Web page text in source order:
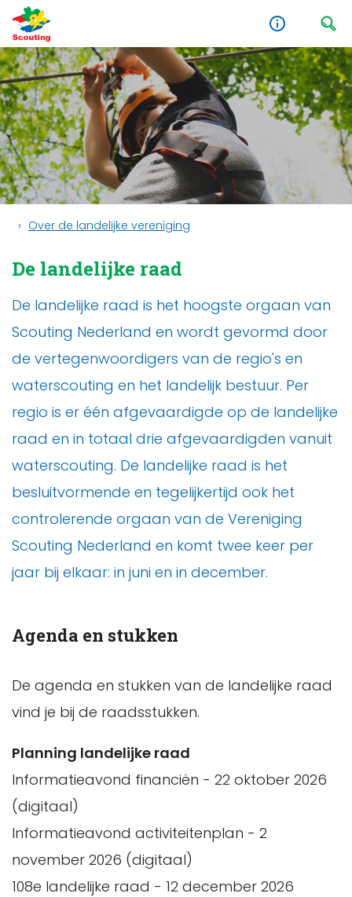
Over de landelijke vereniging
De landelijke raad
De landelijke raad is het hoogste orgaan van
Scouting Nederland en wordt gevormd door
de vertegenwoordigers van de regio's en
waterscouting en het landelijk bestuur. Per
regio is er één afgevaardigde op de landelijke
raad en in totaal drie afgevaardigden vanuit
waterscouting. De landelijke raad is het
besluitvormende en tegelijkertijd ook het
controlerende orgaan van de Vereniging
Scouting Nederland en komt twee keer per
jaar bij elkaar: in juni en in december.
Agenda en stukken
De agenda en stukken van de landelijke raad
vind je bij de raadsstukken.
Planning landelijke raad
Informatieavond financiën - 22 oktober 2026
(digitaal)
Informatieavond activiteitenplan - 2
november 2026 (digitaal)
108e landelijke raad - 12 december 2026